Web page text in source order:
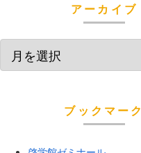
アーカイブ
ブックマーク